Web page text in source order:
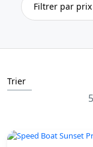
Filtrer par prix
Trier